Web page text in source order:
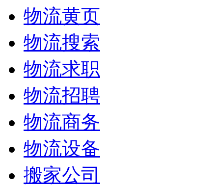
物流黄页
物流搜索
物流求职
物流招聘
物流商务
物流设备
搬家公司